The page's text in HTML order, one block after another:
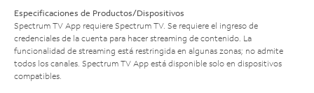
Especificaciones de Productos/Dispositivos
Spectrum TV App requiere Spectrum TV. Se requiere el ingreso de
credenciales de la cuenta para hacer streaming de contenido. La
funcionalidad de streaming está restringida en algunas zonas; no admite
todos los canales. Spectrum TV App está disponible solo en dispositivos
compatibles.